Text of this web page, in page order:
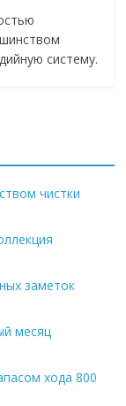
систему.
чистки
заметок
месяц
хода 800